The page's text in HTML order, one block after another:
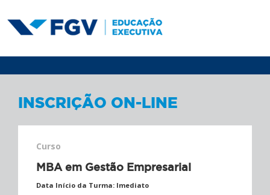
INSCRIÇÃO ON-LINE
Curso
MBA em Gestão Empresarial
Data Início da Turma: Imediato